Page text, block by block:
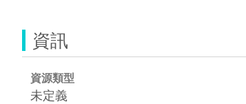
資訊
資源類型
未定義